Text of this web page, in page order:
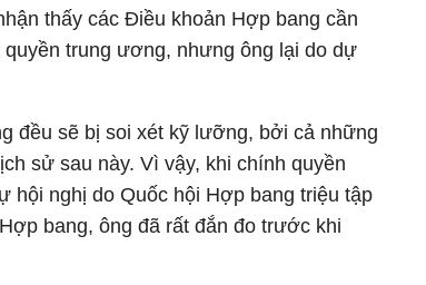
thấy các Điều khoản Hợp bang cần
trung ương, nhưng ông lại do dự
đều sẽ bị soi xét kỹ lưỡng, bởi cả những
sử sau này. Vì vậy, khi chính quyền
hội nghị do Quốc hội Hợp bang triệu tập
bang, ông đã rất đắn đo trước khi